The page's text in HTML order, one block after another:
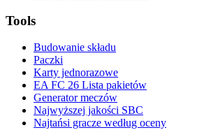
Tools
Budowanie składu
Paczki
Karty jednorazowe
EA FC 26 Lista pakietów
Generator meczów
Najwyższej jakości SBC
Najtańsi gracze według oceny